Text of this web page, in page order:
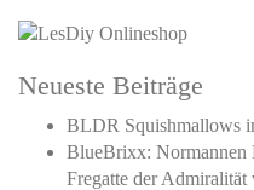
Neueste Beiträge
BLDR Squishmallows
BlueBrixx: Normannen
Fregatte der Admiralität